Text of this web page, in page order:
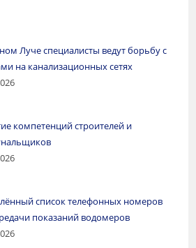
Луче специалисты ведут борьбу с
на канализационных сетях
компетенций строителей и
список телефонных номеров
показаний водомеров